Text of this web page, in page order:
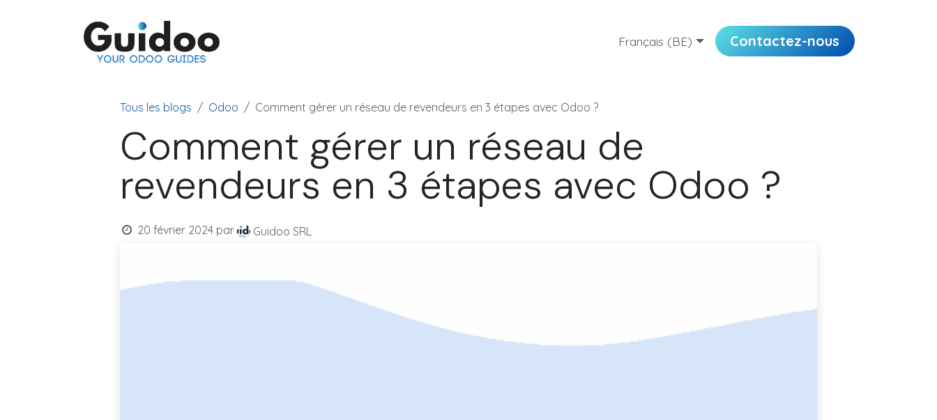
EmploisFrançais (BE) Contactez-nous
Tous les blogs Odoo Comment gérer un réseau de revendeurs en 3 étapes avec Odoo ?
Comment gérer un réseau de
revendeurs en 3 étapes avec Odoo ?
20 février 2024 par Guidoo SRL